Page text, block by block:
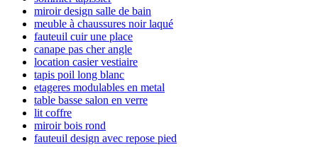
miroir design salle de bain
meuble à chaussures noir laqué
fauteuil cuir une place
canape pas cher angle
location casier vestiaire
tapis poil long blanc
etageres modulables en metal
table basse salon en verre
lit coffre
miroir bois rond
fauteuil design avec repose pied